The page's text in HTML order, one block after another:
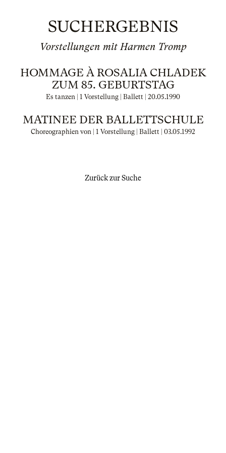
SUCHERGEBNIS
Vorstellungen mit Harmen Tromp
HOMMAGE À ROSALIA CHLADEK
ZUM 85. GEBURTSTAG
Es tanzen | 1 Vorstellung | Ballett | 20.05.1990
MATINEE DER BALLETTSCHULE
Choreographien von | 1 Vorstellung | Ballett | 03.05.1992
Zurück zur Suche